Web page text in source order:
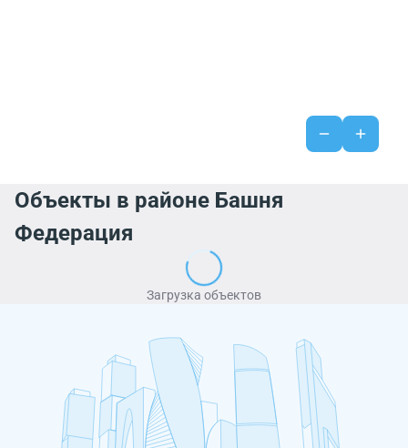
Объекты в районе Башня
Федерация
Загрузка объектов